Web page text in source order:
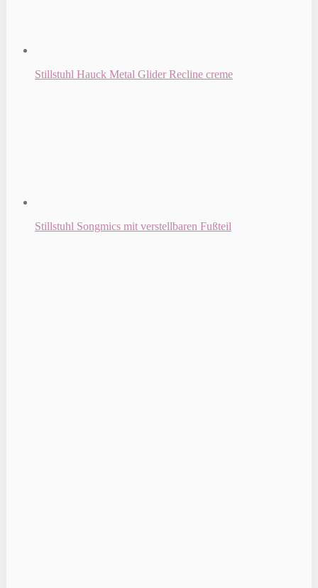
Stillstuhl Hauck Metal Glider Recline creme
Stillstuhl Songmics mit verstellbaren Fußteil